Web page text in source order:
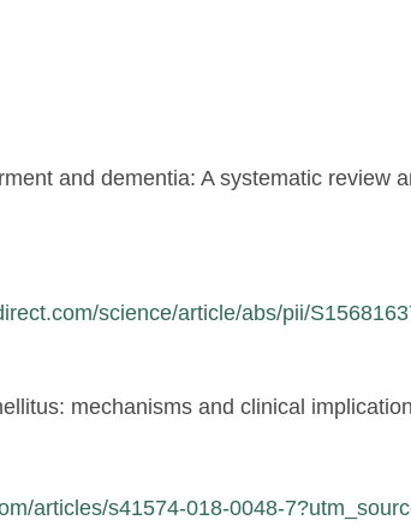
and dementia: A systematic review
science/article/abs/pii/
mechanisms and clinical
articles/s41574-018-0048-